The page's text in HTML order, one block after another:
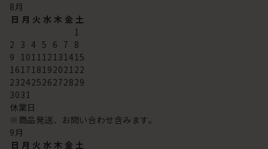
8月
日 月 火 水 木 金 土
1
2 3 4 5 6 7 8
9 101112131415
16171819202122
23242526272829
3031
休業日
※商品発送、お問い合わせ含みます。
9月
日 月 火 水 木 金 土